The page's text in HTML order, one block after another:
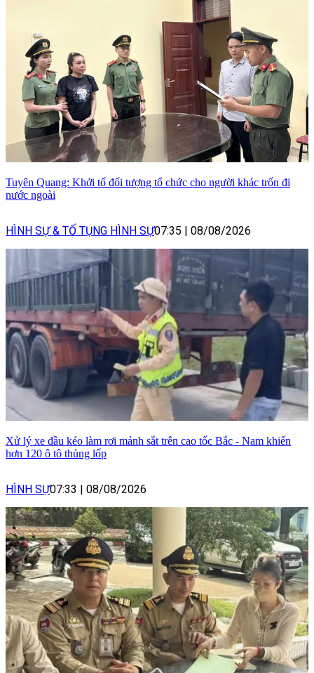
Tuyên Quang: Khởi tố đối tượng tổ chức cho người khác trốn đi
nước ngoài
HÌNH SỰ & TỐ TỤNG HÌNH SỰ07:35 | 08/08/2026
Xử lý xe đầu kéo làm rơi mảnh sắt trên cao tốc Bắc - Nam khiến
hơn 120 ô tô thủng lốp
HÌNH SỰ07:33 | 08/08/2026